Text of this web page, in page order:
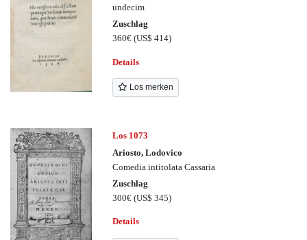
undecim
Zuschlag
360€(US$ 414)
Details
Los merken
Los 1073
Ariosto, Lodovico
Comedia intitolata Cassaria
Zuschlag
300€(US$ 345)
Details